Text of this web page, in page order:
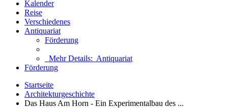
Kalender
Reise
Verschiedenes
Antiquariat
Förderung
Mehr Details: Antiquariat
Förderung
Startseite
Architekturgeschichte
Das Haus Am Horn - Ein Experimentalbau des ...